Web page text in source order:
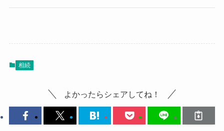
相続
よかったらシェアしてね！